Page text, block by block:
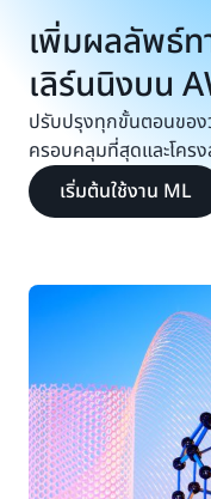
เพิ่มผลลัพธ์
เลิร์นนิงบน
ปรับปรุงทุกขั้นตอนขอ
ครอบคลุมที่สุดและโคร
เริ่มต้นใช้งาน ML